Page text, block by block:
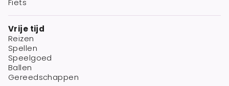
Fiets
Vrije tijd
Reizen
Spellen
Speelgoed
Ballen
Gereedschappen